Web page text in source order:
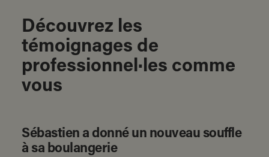
Découvrez les
témoignages de
professionnel·les comme
vous
Sébastien a donné un nouveau souffle
à sa boulangerie